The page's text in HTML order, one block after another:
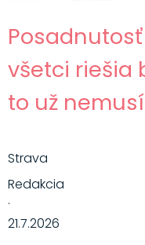
všetci riešia
to už
Strava
Redakcia
·
21.7.2026